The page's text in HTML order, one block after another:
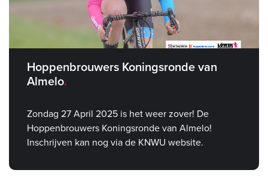
Hoppenbrouwers Koningsronde van
Almelo
Zondag 27 April 2025 is het weer zover! De
Hoppenbrouwers Koningsronde van Almelo!
Inschrijven kan nog via de KNWU website.